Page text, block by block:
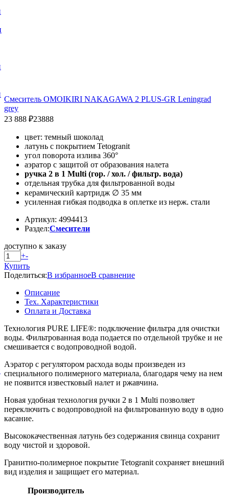
Смеситель OMOIKIRI NAKAGAWA 2 PLUS-GR Leningrad
grey
23 888 ₽23888
цвет: темный шоколад
латунь с покрытием Tetogranit
угол поворота излива 360°
аэратор с защитой от образования налета
ручка 2 в 1 Multi (гор. / хол. / фильтр. вода)
отдельная трубка для фильтрованной воды
керамический картридж ∅ 35 мм
усиленная гибкая подводка в оплетке из нерж. стали
Артикул: 4994413
Раздел:Смесители
доступно к заказу
+-
Купить
Поделиться:В избранноеВ сравнение
Описание
Тех. Характеристики
Оплата и Доставка
Технология PURE LIFE®: подключение фильтра для очистки
воды. Фильтрованная вода подается по отдельной трубке и не
смешивается с водопроводной водой.
Аэратор с регулятором расхода воды произведен из
специального полимерного материала, благодаря чему на нем
не появится известковый налет и ржавчина.
Новая удобная технология ручки 2 в 1 Multi позволяет
переключить с водопроводной на фильтрованную воду в одно
касание.
Высококачественная латунь без содержания свинца сохранит
воду чистой и здоровой.
Гранитно-полимерное покрытие Tetogranit сохраняет внешний
вид изделия и защищает его материал.
Производитель